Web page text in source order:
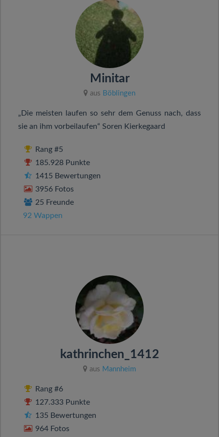
Minitar
aus Böblingen
„Die meisten laufen so sehr dem Genuss nach, dass
sie an ihm vorbeilaufen“ Soren Kierkegaard
Rang #5
185.928 Punkte
1415 Bewertungen
3956 Fotos
25 Freunde
92 Wappen
kathrinchen_1412
aus Mannheim
Rang #6
127.333 Punkte
135 Bewertungen
964 Fotos